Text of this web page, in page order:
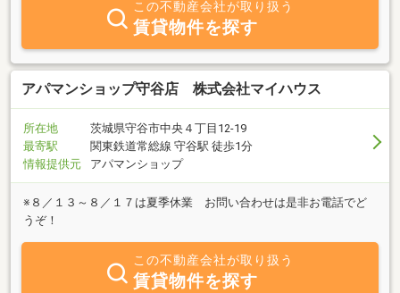
この不動産会社が取り扱う
賃貸物件を探す
アパマンショップ守谷店 株式会社マイハウス
所在地
茨城県守谷市中央４丁目12-19
最寄駅
関東鉄道常総線 守谷駅 徒歩1分
情報提供元
アパマンショップ
※８／１３～８／１７は夏季休業 お問い合わせは是非お電話でど
うぞ！
この不動産会社が取り扱う
賃貸物件を探す